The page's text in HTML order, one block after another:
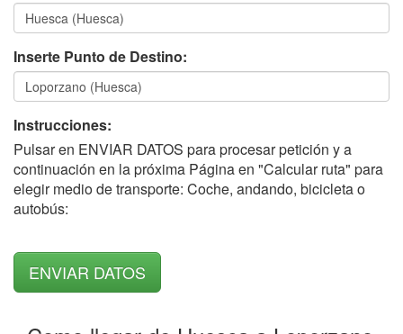
Inserte Punto de Destino:
Instrucciones:
Pulsar en ENVIAR DATOS para procesar petición y a
continuación en la próxima Página en "Calcular ruta" para
elegir medio de transporte: Coche, andando, bicicleta o
autobús: